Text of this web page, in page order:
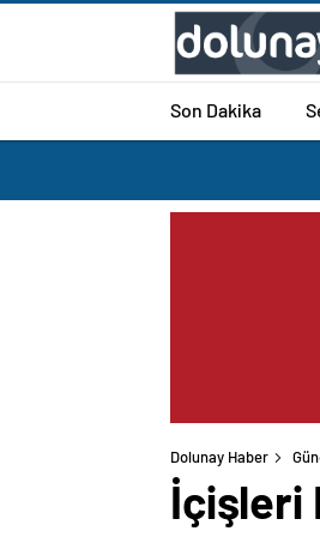
Son Dakika
Dolunay Haber
İçişleri